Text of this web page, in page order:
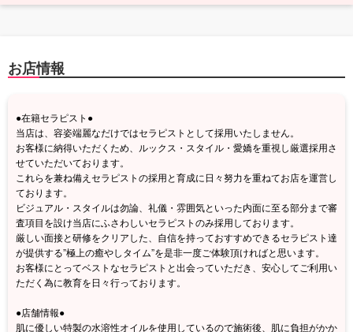
お店情報
●在籍セラピスト●
当店は、容姿端麗なだけではセラピストとして採用いたしません。
お客様に納得いただくため、ルックス・スタイル・愛嬌を重視し厳選採用さ
せていただいております。
これらを兼ね備えセラピストの採用と育成に日々努力を重ねてお店を運営し
ております。
ビジュアル・スタイルは勿論、礼儀・雰囲気といった内面に至る部分まで審
査項目を設け当店にふさわしいセラピストのみ採用しております。
厳しい面接と研修をクリアした、自信を持っておすすめできるセラピスト達
が提供する”極上の癒やしタイム”を是非一度ご体験頂ければと思います。
お客様にとってベストなセラピストと出会っていただき、安心してご利用い
ただく為に教育を日々行っております。
●店舗情報●
肌に優しい特製の水溶性オイルを使用しているので施術後、肌に負担がかか